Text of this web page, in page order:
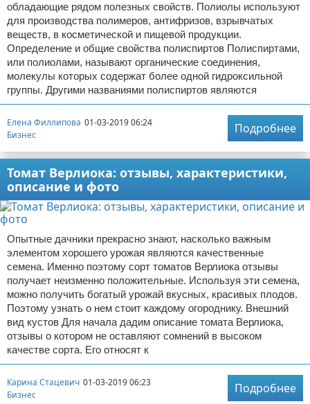
обладающие рядом полезных свойств. Полиолы используют
для производства полимеров, антифризов, взрывчатых
веществ, в косметической и пищевой продукции.
Определение и общие свойства полиспиртов Полиспиртами,
или полиолами, называют органические соединения,
молекулы которых содержат более одной гидроксильной
группы. Другими названиями полиспиртов являются
Елена Филлипова 01-03-2019 06:24
Бизнес
Подробнее
Томат Верлиока: отзывы, характеристики,
описание и фото
Опытные дачники прекрасно знают, насколько важным
элементом хорошего урожая являются качественные
семена. Именно поэтому сорт томатов Верлиока отзывы
получает неизменно положительные. Используя эти семена,
можно получить богатый урожай вкусных, красивых плодов.
Поэтому узнать о нем стоит каждому огороднику. Внешний
вид кустов Для начала дадим описание томата Верлиока,
отзывы о котором не оставляют сомнений в высоком
качестве сорта. Его относят к
Карина Стацевич 01-03-2019 06:23
Бизнес
Подробнее